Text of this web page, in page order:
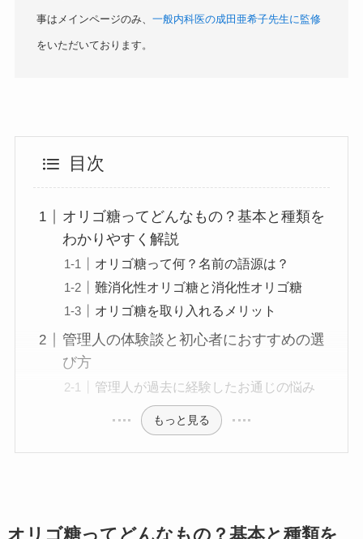
事はメインページのみ、 一般内科医の成田亜希子先生に監修
をいただいております。
目次
オリゴ糖ってどんなもの？基本と種類を
わかりやすく解説
オリゴ糖って何？名前の語源は？
難消化性オリゴ糖と消化性オリゴ糖
オリゴ糖を取り入れるメリット
管理人の体験談と初心者におすすめの選
び方
管理人が過去に経験したお通じの悩み
もっと見る
オリゴ糖ってどんなもの？基本と種類を